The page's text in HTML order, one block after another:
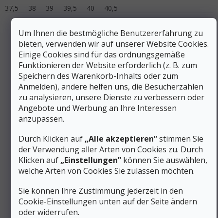
Um Ihnen die bestmögliche Benutzererfahrung zu
bieten, verwenden wir auf unserer Website Cookies.
Einige Cookies sind für das ordnungsgemäße
Funktionieren der Website erforderlich (z. B. zum
Speichern des Warenkorb-Inhalts oder zum
Anmelden), andere helfen uns, die Besucherzahlen
zu analysieren, unsere Dienste zu verbessern oder
Angebote und Werbung an Ihre Interessen
anzupassen.
Durch Klicken auf „Alle akzeptieren”stimmen Sie
der Verwendung aller Arten von Cookies zu. Durch
Klicken auf „Einstellungen” können Sie auswählen,
welche Arten von Cookies Sie zulassen möchten.
Sie können Ihre Zustimmung jederzeit in den
Cookie-Einstellungen unten auf der Seite ändern
oder widerrufen.
37,5 38 39 39,5 40 40,5
219 €
–47 %
WMN grau/aqua sky - schwarz